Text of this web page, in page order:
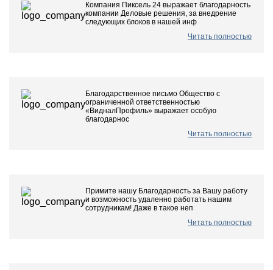
Компания Пиксель 24 выражает благодарность
компании Деловые решения, за внедрение
следующих блоков в нашей инф
Читать полностью
Благодарственное письмо Общество с
ограниченной ответственностью
«ВидналПрофиль» выражает особую
благодарнос
Читать полностью
Примите нашу Благодарность за Вашу работу
и возможность удаленно работать нашим
сотрудникам! Даже в такое неп
Читать полностью